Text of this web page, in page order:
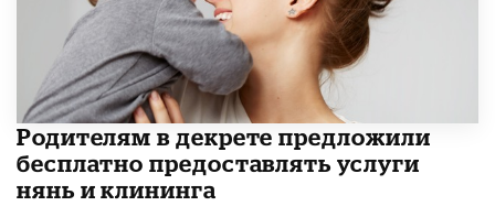
Родителям в декрете предложили
бесплатно предоставлять услуги
нянь и клининга